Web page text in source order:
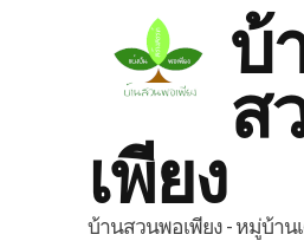
บ้
ส
เพียง
บ้านสวนพอเพียง - หมู่บ้าน